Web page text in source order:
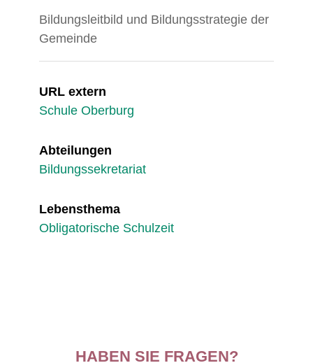
Bildungsleitbild und Bildungsstrategie der
Gemeinde
URL extern
Schule Oberburg
Abteilungen
Bildungssekretariat
Lebensthema
Obligatorische Schulzeit
HABEN SIE FRAGEN?